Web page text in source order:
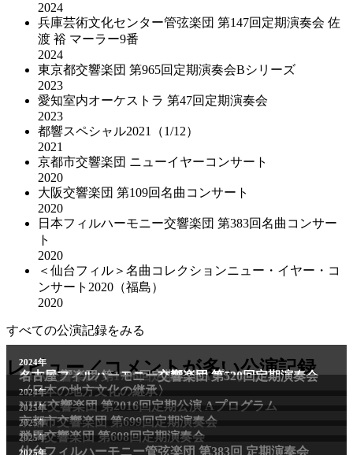
2024
兵庫芸術文化センター管弦楽団 第147回定期演奏会 佐
渡 裕 マーラー9番
2024
東京都交響楽団 第965回定期演奏会Bシリーズ
2023
愛知室内オーケストラ 第47回定期演奏会
2023
都響スペシャル2021（1/12）
2021
京都市交響楽団 ニューイヤーコンサート
2020
大阪交響楽団 第109回名曲コンサート
2020
日本フィルハーモニー交響楽団 第383回名曲コンサー
ト
2020
＜仙台フィル＞名曲コレクションニュー・イヤー・コ
ンサート2020（福島）
2020
すべての公演記録をみる
レビュー／コメントが多い公演記録